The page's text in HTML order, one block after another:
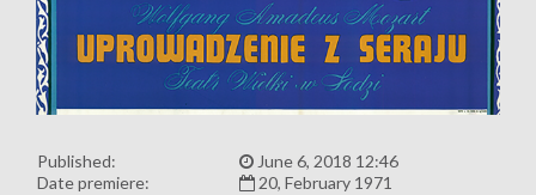
Published:
June 6, 2018 12:46
Date premiere:
20, February 1971